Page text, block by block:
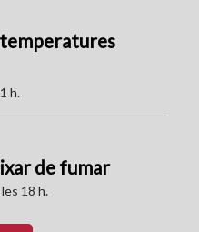
h.
de fumar
18 h.